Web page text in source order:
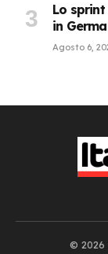
Lo
in
Agosto 6,
© 2026